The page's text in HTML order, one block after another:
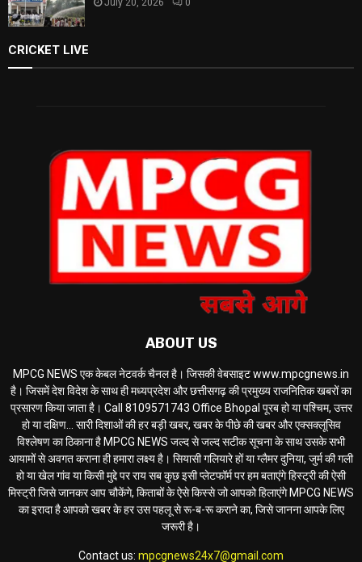
CRICKET LIVE
ABOUT US
MPCG NEWS एक केबल नेटवर्क चैनल है। जिसकी वेबसाइट www.mpcgnews.in
है। जिसमें देश विदेश के साथ ही मध्यप्रदेश और छत्तीसगढ़ की प्रमुख्य राजनितिक खबरों का
प्रसारण किया जाता है। Call 8109571743 Office Bhopal पूरब हो या पश्चिम, उत्तर
हो या दक्षिण... सारी दिशाओं की हर बड़ी खबर, खबर के पीछे की खबर और एक्सक्लूसिव
विश्लेषण का ठिकाना है MPCG NEWS जल्द से जल्द सटीक सूचना के साथ उसके सभी
आयामों से अवगत कराना ही हमारा लक्ष्य है। सियासी गलियारे हों या ग्लैमर दुनिया, जुर्म की गली
हो या खेल गांव या किसी मुद्दे पर राय सब कुछ इसी प्लेटफॉर्म पर हम बताएंगे हिस्ट्री की ऐसी
मिस्ट्री जिसे जानकर आप चौकेंगे, किताबों के ऐसे किस्से जो आपको हिलाएंगे MPCG NEWS
का इरादा है आपको खबर के हर उस पहलू से रू-ब-रू कराने का, जिसे जानना आपके लिए
जरूरी है।
Contact us: mpcgnews24x7@gmail.com